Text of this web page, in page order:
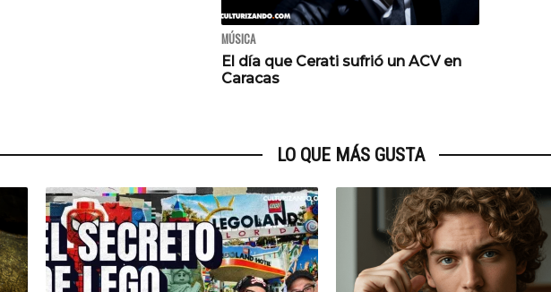
MÚSICA
El día que Cerati sufrió un ACV en
Caracas
LO QUE MÁS GUSTA